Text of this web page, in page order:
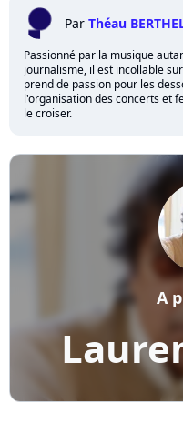
Par Théau
Passionné par la musique
journalisme, il est incollable
prend de passion pour les
l'organisation des concerts et
le croiser.
A